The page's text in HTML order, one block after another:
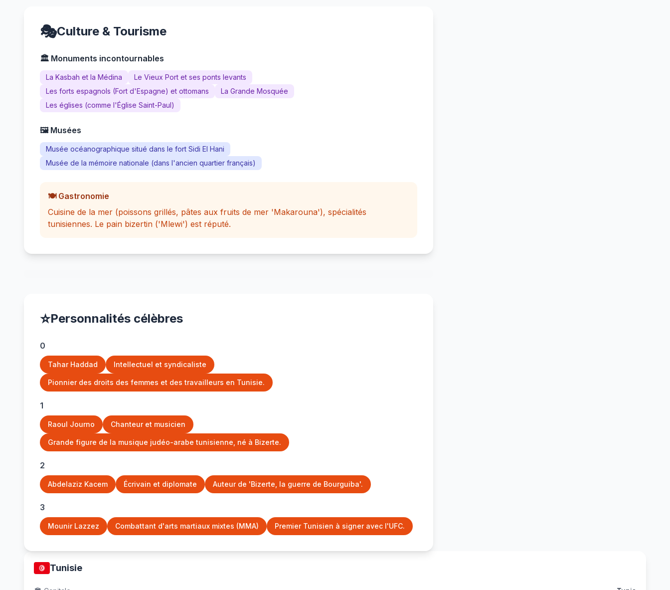
🎭Culture & Tourisme
🏛️ Monuments incontournables
La Kasbah et la Médina
Le Vieux Port et ses ponts levants
Les forts espagnols (Fort d'Espagne) et ottomans
La Grande Mosquée
Les églises (comme l'Église Saint-Paul)
🖼️ Musées
Musée océanographique situé dans le fort Sidi El Hani
Musée de la mémoire nationale (dans l'ancien quartier français)
🍽️ Gastronomie
Cuisine de la mer (poissons grillés, pâtes aux fruits de mer 'Makarouna'), spécialités
tunisiennes. Le pain bizertin ('Mlewi') est réputé.
⭐Personnalités célèbres
0
Tahar Haddad Intellectuel et syndicaliste
Pionnier des droits des femmes et des travailleurs en Tunisie.
1
Raoul Journo Chanteur et musicien
Grande figure de la musique judéo-arabe tunisienne, né à Bizerte.
2
Abdelaziz Kacem Écrivain et diplomate Auteur de 'Bizerte, la guerre de Bourguiba'.
3
Mounir Lazzez Combattant d'arts martiaux mixtes (MMA) Premier Tunisien à signer avec l'UFC.
Tunisie